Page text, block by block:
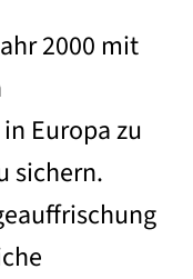
2000 mit
Europa zu
sichern.